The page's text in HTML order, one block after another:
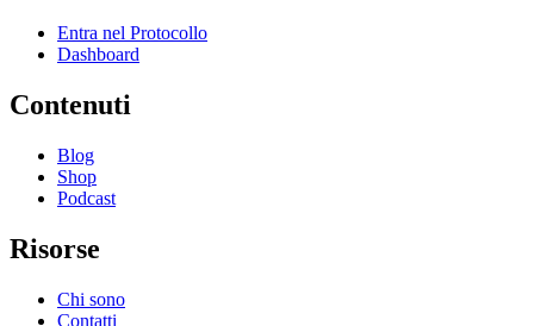
Entra nel Protocollo
Dashboard
Contenuti
Blog
Shop
Podcast
Risorse
Chi sono
Contatti